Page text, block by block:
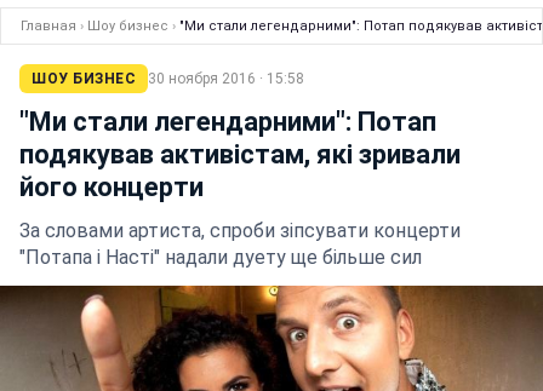
Главная › Шоу бизнес › "Ми стали легендарними": Потап подякував
ШОУ БИЗНЕС 30 ноября 2016 · 15:58
"Ми стали легендарними": Потап
подякував активістам, які зривали
його концерти
За словами артиста, спроби зіпсувати концерти
"Потапа і Насті" надали дуету ще більше сил